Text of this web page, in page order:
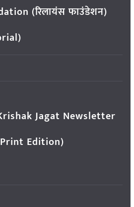
(रिलायंस फाउंडेशन)
Jagat Newsletter
Edition)